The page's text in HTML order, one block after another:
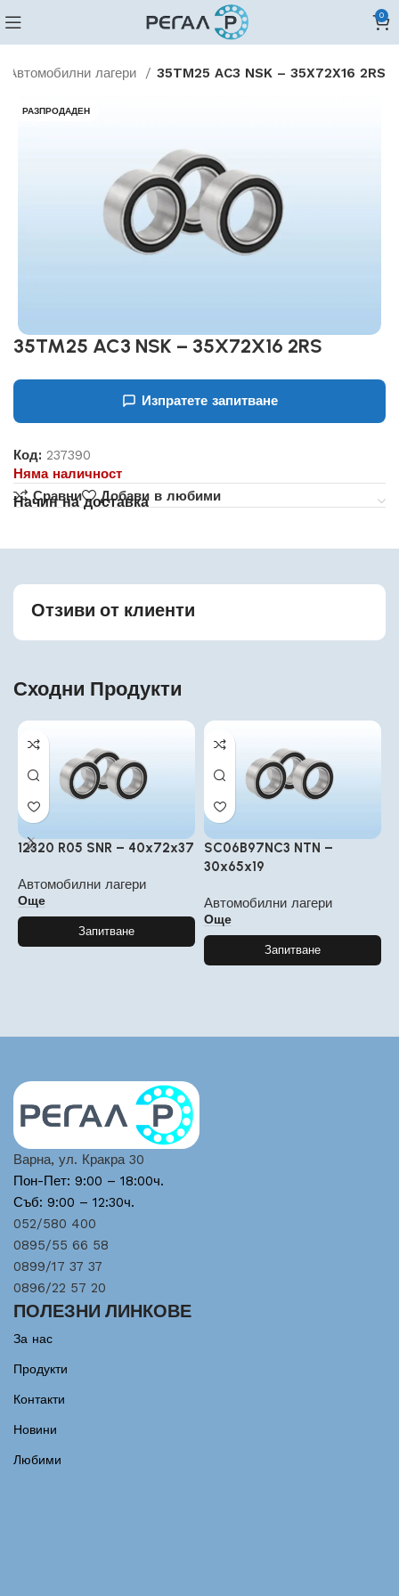
0
Автомобилни лагери 35TM25 AC3 NSK – 35X72X16 2RS
РАЗПРОДАДЕН
35TM25 AC3 NSK – 35X72X16 2RS
Изпратете запитване
Код:237390
Няма наличност
Сравни
Добави в любими
Начин на доставка
Отзиви от клиенти
Сходни Продукти
12320 R05 SNR – 40x72x37
Автомобилни лагери
Още
Запитване
SC06B97NC3 NTN –
30x65x19
Автомобилни лагери
Още
Запитване
Варна, ул. Кракра 30
Пон-Пет: 9:00 – 18:00ч.
Съб: 9:00 – 12:30ч.
052/580 400
0895/55 66 58
0899/17 37 37
0896/22 57 20
ПОЛЕЗНИ ЛИНКОВЕ
За нас
Продукти
Контакти
Новини
Любими